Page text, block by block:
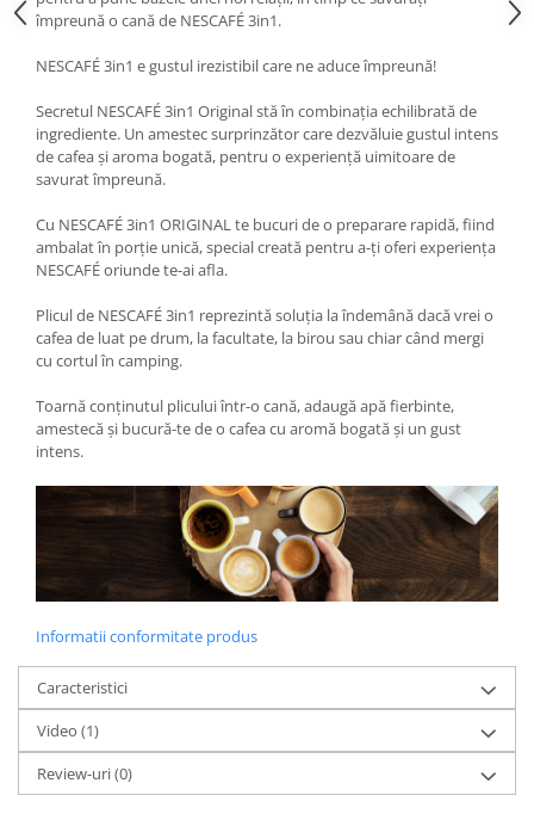
împreună o cană de NESCAFÉ 3in1.
NESCAFÉ 3in1 e gustul irezistibil care ne aduce împreună!
Secretul NESCAFÉ 3in1 Original stă în combinația echilibrată de
ingrediente. Un amestec surprinzător care dezvăluie gustul intens
de cafea și aroma bogată, pentru o experiență uimitoare de
savurat împreună.
Cu NESCAFÉ 3in1 ORIGINAL te bucuri de o preparare rapidă, fiind
ambalat în porție unică, special creată pentru a-ți oferi experiența
NESCAFÉ oriunde te-ai afla.
Plicul de NESCAFÉ 3in1 reprezintă soluția la îndemână dacă vrei o
cafea de luat pe drum, la facultate, la birou sau chiar când mergi
cu cortul în camping.
Toarnă conținutul plicului într-o cană, adaugă apă fierbinte,
amestecă și bucură-te de o cafea cu aromă bogată și un gust
intens.
Informatii conformitate produs
Caracteristici
Video (1)
Review-uri(0)